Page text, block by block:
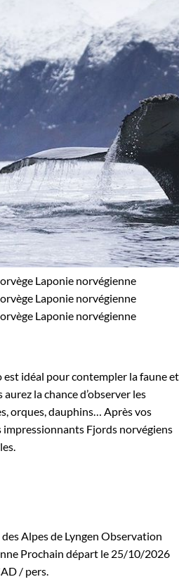
est idéal pour contempler la faune et
la chance d’observer les
orques, dauphins… Après vos
impressionnants Fjords norvégiens
Alpes de Lyngen Observation
Prochain départ le 25/10/2026
/ pers.